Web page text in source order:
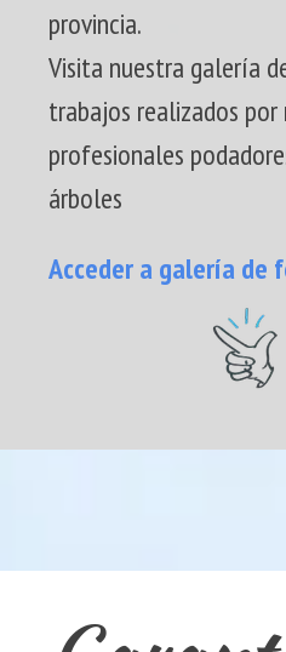
provincia.
Visita nuestra galería
trabajos realizados por
profesionales
árboles
Acceder a galería de